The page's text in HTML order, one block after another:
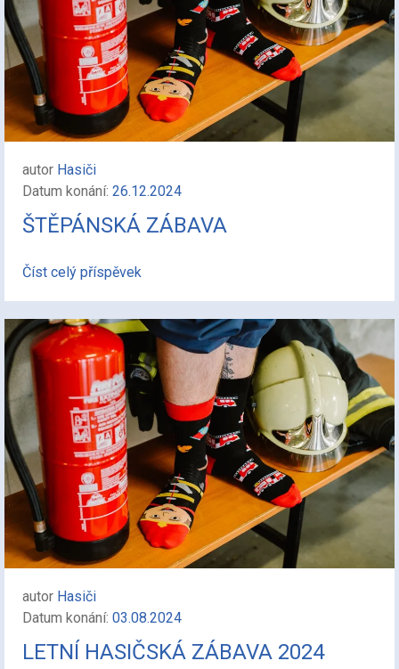
autor Hasiči
Datum konání: 26.12.2024
ŠTĚPÁNSKÁ ZÁBAVA
Číst celý příspěvek
autor Hasiči
Datum konání: 03.08.2024
LETNÍ HASIČSKÁ ZÁBAVA 2024